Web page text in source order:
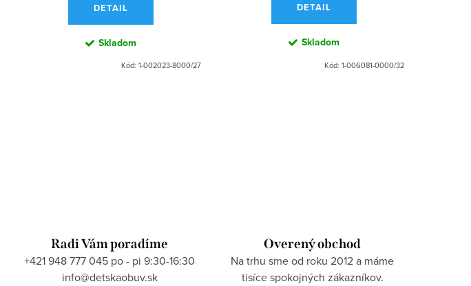
DETAIL
Skladom
Kód: 1-002023-8000/27
DETAIL
Skladom
Kód: 1-006081-0000/32
Radi Vám poradíme
+421 948 777 045 po - pi 9:30-16:30
info@detskaobuv.sk
Overený obchod
Na trhu sme od roku 2012 a máme
tisíce spokojných zákazníkov.